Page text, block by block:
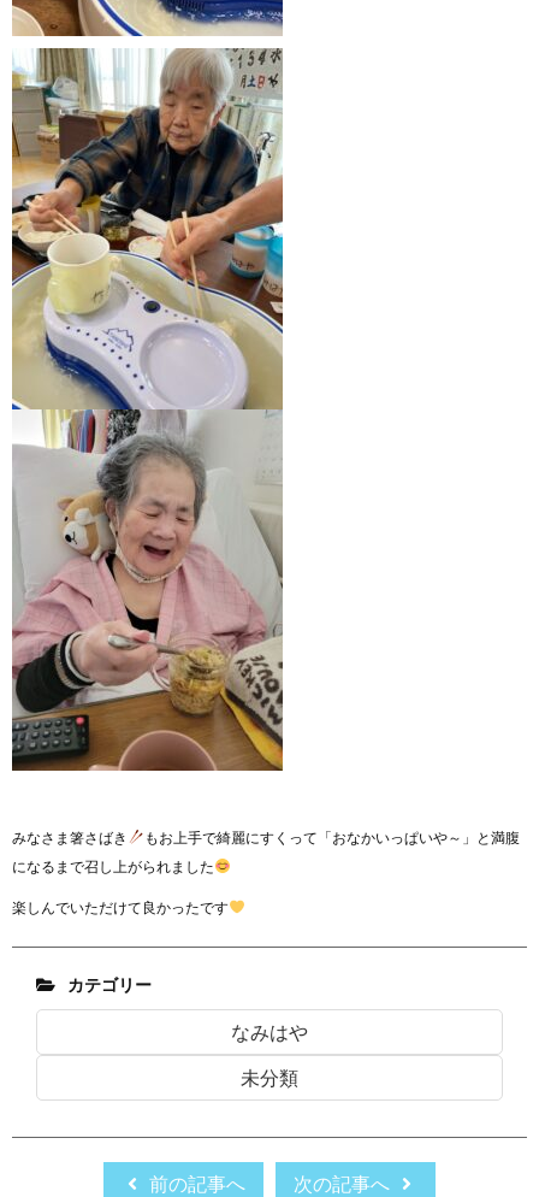
みなさま箸さばき
もお上手で綺麗にすくって「おなかいっぱいや～」と満腹
になるまで召し上がられました
楽しんでいただけて良かったです
カテゴリー
なみはや
未分類
前の記事へ 次の記事へ